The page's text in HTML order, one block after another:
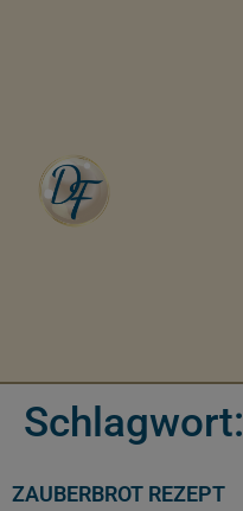
Schlagwort:
ZAUBERBROT REZEPT